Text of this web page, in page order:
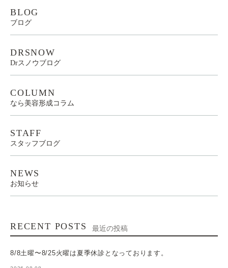
BLOG
ブログ
DRSNOW
Drスノウブログ
COLUMN
なら美容形成コラム
STAFF
スタッフブログ
NEWS
お知らせ
RECENT POSTS 最近の投稿
8/8土曜〜8/25火曜は夏季休診となっております。